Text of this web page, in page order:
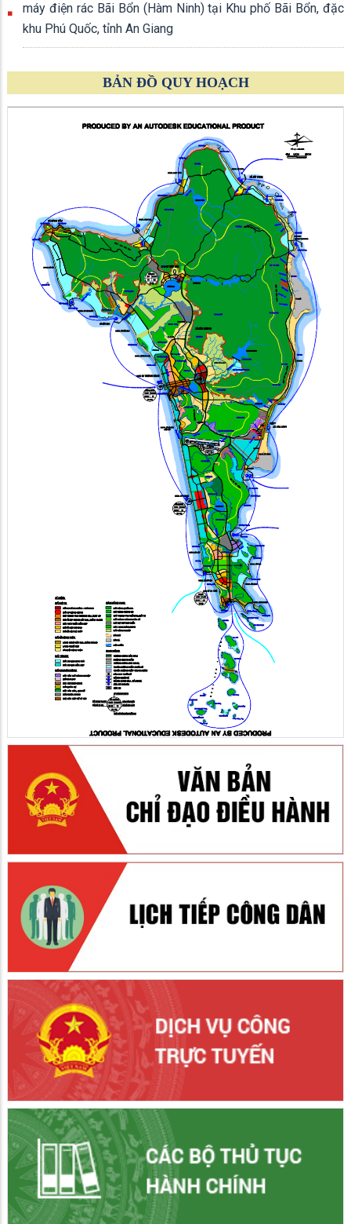
máy điện rác Bãi Bổn (Hàm Ninh) tại Khu phố Bãi Bổn, đặc
khu Phú Quốc, tỉnh An Giang
BẢN ĐỒ QUY HOẠCH